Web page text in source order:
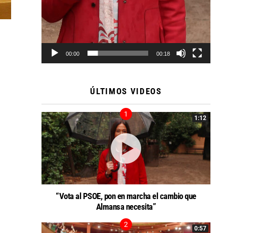
00:00 00:18
ÚLTIMOS VIDEOS
1:12
“Vota al PSOE, pon en marcha el cambio que
Almansa necesita”
0:57